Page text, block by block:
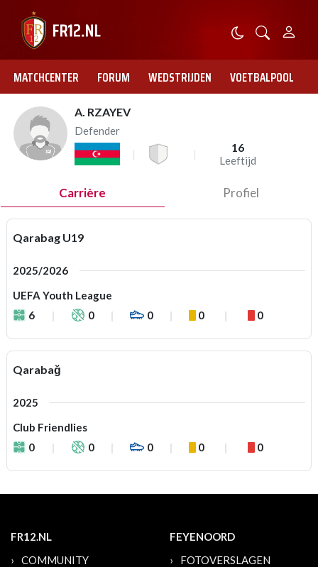
MATCHCENTER FORUM WEDSTRIJDEN VOETBALPOOL
A. RZAYEV
Defender
16
Leeftijd
Carrière Profiel
Qarabag U19
2025/2026
UEFA Youth League
6
0 0 0 0
Qarabağ
2025
Club Friendlies
0
0 0 0 0
FR12.NL
COMMUNITY
FEYENOORD
FOTOVERSLAGEN